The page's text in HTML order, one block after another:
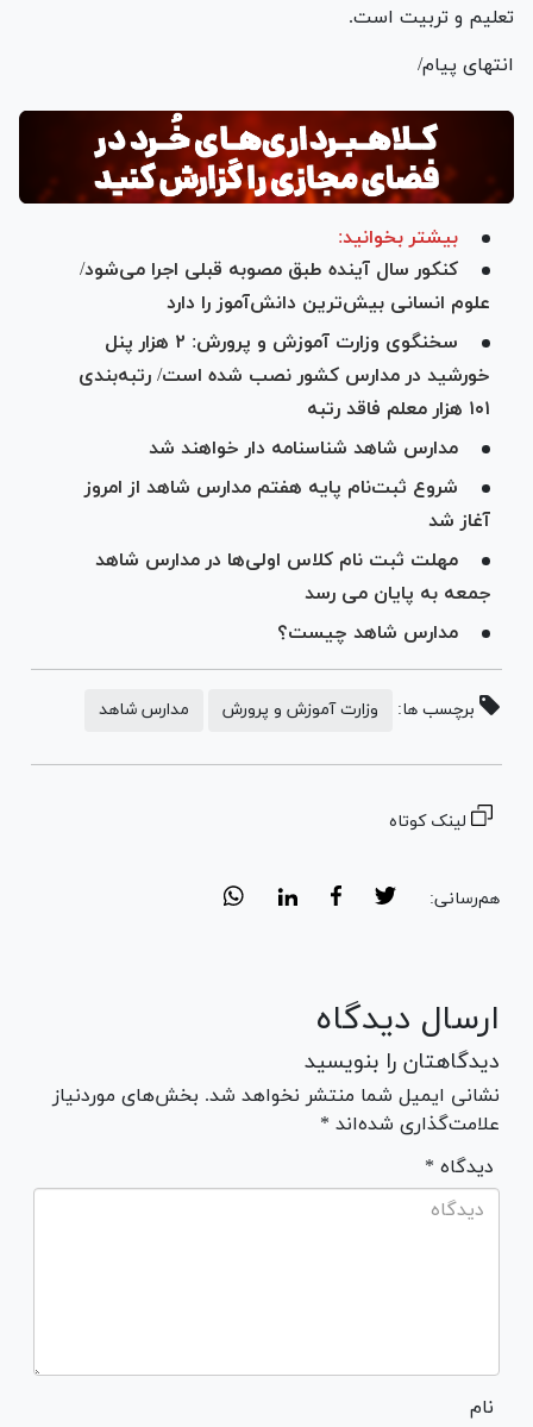
تعلیم و تربیت است.
انتهای پیام/
بیشتر بخوانید:
کنکور سال آینده طبق مصوبه قبلی اجرا می‌شود/
علوم انسانی بیش‌ترین دانش‌آموز را دارد
سخنگوی وزارت آموزش و پرورش: ۲ هزار پنل
خورشید در مدارس کشور نصب شده است/ رتبه‌بندی
۱۰۱ هزار معلم فاقد رتبه
مدارس شاهد شناسنامه دار خواهند شد
شروع ثبت‌نام پایه هفتم مدارس شاهد از امروز
آغاز شد
مهلت ثبت نام کلاس اولی‌ها در مدارس شاهد
جمعه به پایان می رسد
مدارس شاهد چیست؟
برچسب ها: وزارت آموزش و پرورش مدارس شاهد
لینک کوتاه
هم‌رسانی:
ارسال دیدگاه
دیدگاهتان را بنویسید
نشانی ایمیل شما منتشر نخواهد شد. بخش‌های موردنیاز
علامت‌گذاری شده‌اند *
* دیدگاه
نام